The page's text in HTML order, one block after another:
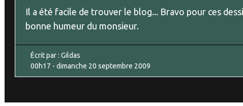
Il a été facile de trouver le blog... Bravo pour ces
bonne humeur du monsieur.
Écrit par :Gildas
00h17 -dimanche 20 septembre 2009